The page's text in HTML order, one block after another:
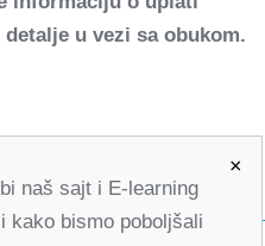
u vezi sa obukom.
×
naš sajt i E-learning
kako bismo poboljšali